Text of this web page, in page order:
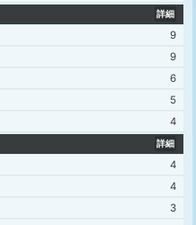
詳細
9
9
6
5
4
詳細
4
4
3